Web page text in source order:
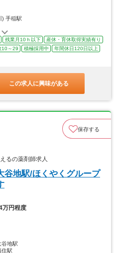
) 手稲駅
残業月10ｈ以下
産休・育休取得実績有り
10～29 積極採用中
年間休日120日以上
この求人に興味がある
保存する
るの薬剤師求人
谷地駅/ほくやくグループ
万円程度
谷地駅
住駅